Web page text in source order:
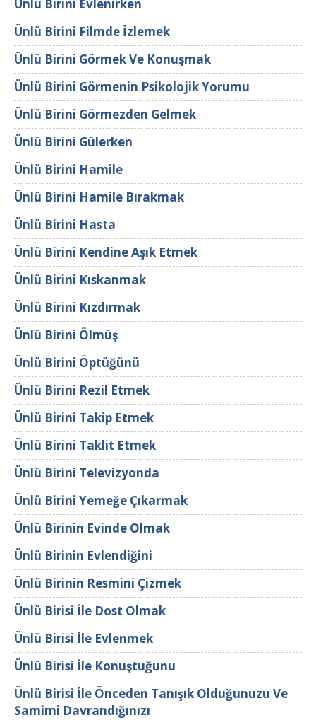
Ünlü Birini Evlenirken
Ünlü Birini Filmde İzlemek
Ünlü Birini Görmek Ve Konuşmak
Ünlü Birini Görmenin Psikolojik Yorumu
Ünlü Birini Görmezden Gelmek
Ünlü Birini Gülerken
Ünlü Birini Hamile
Ünlü Birini Hamile Bırakmak
Ünlü Birini Hasta
Ünlü Birini Kendine Aşık Etmek
Ünlü Birini Kıskanmak
Ünlü Birini Kızdırmak
Ünlü Birini Ölmüş
Ünlü Birini Öptüğünü
Ünlü Birini Rezil Etmek
Ünlü Birini Takip Etmek
Ünlü Birini Taklit Etmek
Ünlü Birini Televizyonda
Ünlü Birini Yemeğe Çıkarmak
Ünlü Birinin Evinde Olmak
Ünlü Birinin Evlendiğini
Ünlü Birinin Resmini Çizmek
Ünlü Birisi İle Dost Olmak
Ünlü Birisi İle Evlenmek
Ünlü Birisi İle Konuştuğunu
Ünlü Birisi İle Önceden Tanışık Olduğunuzu Ve
Samimi Davrandığınızı